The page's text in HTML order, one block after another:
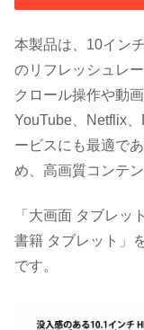
本製品は、10イン
のリフレッシュレ
クロール操作や動
YouTube、Netflix
ービスにも最適で
め、高画質コンテ
「大画面 タブレッ
書籍 タブレット」
です。